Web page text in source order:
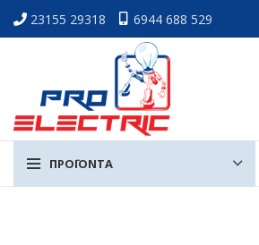
23155 29318 6944 688 529
ΠΡΟΪΟΝΤΑ